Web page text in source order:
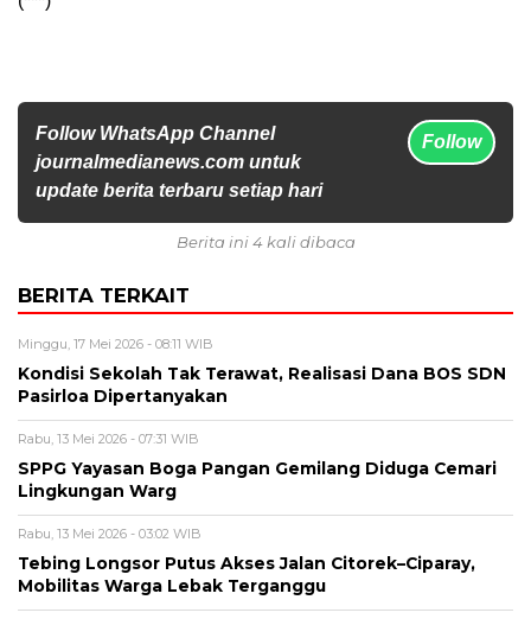
Follow WhatsApp Channel
journalmedianews.com untuk
update berita terbaru setiap hari
Follow
Berita ini 4 kali dibaca
BERITA TERKAIT
Minggu, 17 Mei 2026 - 08:11 WIB
Kondisi Sekolah Tak Terawat, Realisasi Dana BOS SDN
Pasirloa Dipertanyakan
Rabu, 13 Mei 2026 - 07:31 WIB
SPPG Yayasan Boga Pangan Gemilang Diduga Cemari
Lingkungan Warg
Rabu, 13 Mei 2026 - 03:02 WIB
Tebing Longsor Putus Akses Jalan Citorek–Ciparay,
Mobilitas Warga Lebak Terganggu